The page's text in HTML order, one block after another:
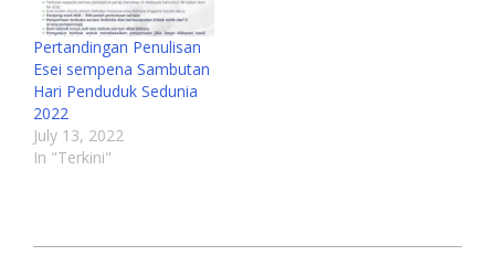
Pertandingan Penulisan
Esei sempena Sambutan
Hari Penduduk Sedunia
2022
July 13, 2022
In "Terkini"